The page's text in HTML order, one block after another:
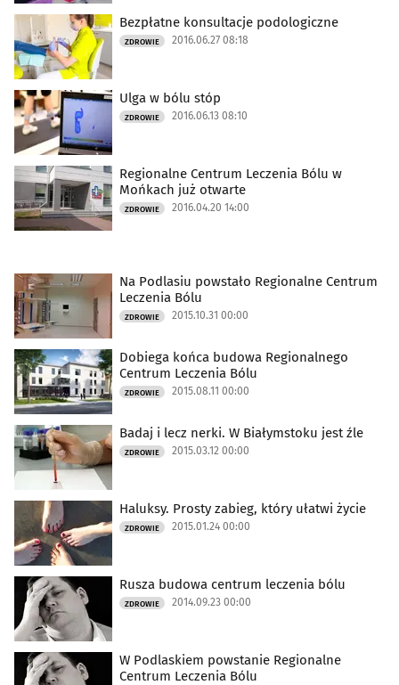
Bezpłatne konsultacje podologiczne
ZDROWIE 2016.06.27 08:18
Ulga w bólu stóp
ZDROWIE 2016.06.13 08:10
Regionalne Centrum Leczenia Bólu w
Mońkach już otwarte
ZDROWIE 2016.04.20 14:00
Na Podlasiu powstało Regionalne Centrum
Leczenia Bólu
ZDROWIE 2015.10.31 00:00
Dobiega końca budowa Regionalnego
Centrum Leczenia Bólu
ZDROWIE 2015.08.11 00:00
Badaj i lecz nerki. W Białymstoku jest źle
ZDROWIE 2015.03.12 00:00
Haluksy. Prosty zabieg, który ułatwi życie
ZDROWIE 2015.01.24 00:00
Rusza budowa centrum leczenia bólu
ZDROWIE 2014.09.23 00:00
W Podlaskiem powstanie Regionalne
Centrum Leczenia Bólu